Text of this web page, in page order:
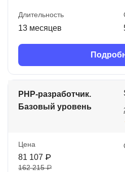
Длительность
13 месяцев
PHP-разработчик.
Базовый уровень
Цена
81 107 ₽
162 215 ₽